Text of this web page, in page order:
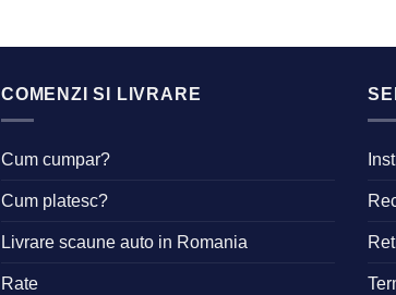
COMENZI SI LIVRARE
Cum cumpar?
Cum platesc?
Livrare scaune auto in Romania
Rate